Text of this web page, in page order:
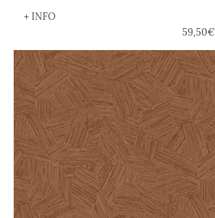
+ INFO
59,50€